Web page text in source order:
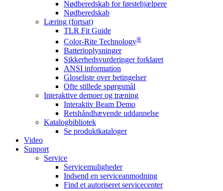
Nødberedskab for førstehjælpere
Nødberedskab
Læring (fortsat)
TLR Fit Guide
Color-Rite Technology®
Batterioplysninger
Sikkerhedsvurderinger forklaret
ANSI information
Gloseliste over betingelser
Ofte stillede spørgsmål
Interaktive demoer og træning
Interaktiv Beam Demo
Retshåndhævende uddannelse
Katalogbibliotek
Se produktkataloger
Video
Support
Service
Servicemuligheder
Indsend en serviceanmodning
Find et autoriseret servicecenter